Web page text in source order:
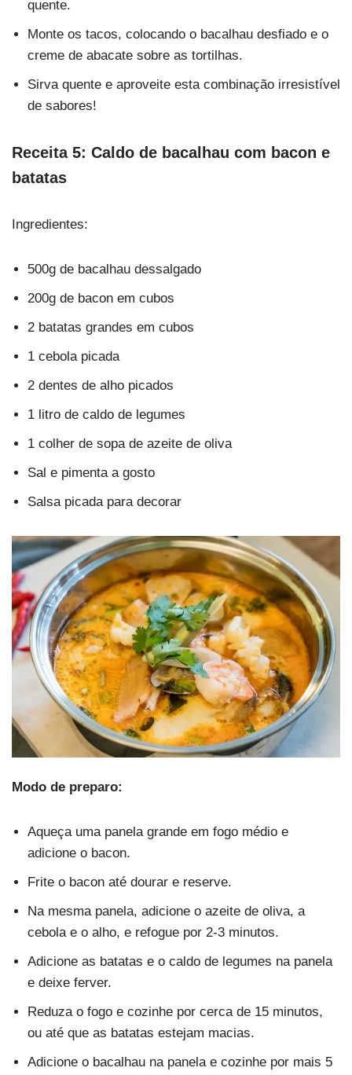
quente.
Monte os tacos, colocando o bacalhau desfiado e o
creme de abacate sobre as tortilhas.
Sirva quente e aproveite esta combinação irresistível
de sabores!
Receita 5: Caldo de bacalhau com bacon e
batatas
Ingredientes:
500g de bacalhau dessalgado
200g de bacon em cubos
2 batatas grandes em cubos
1 cebola picada
2 dentes de alho picados
1 litro de caldo de legumes
1 colher de sopa de azeite de oliva
Sal e pimenta a gosto
Salsa picada para decorar
Modo de preparo:
Aqueça uma panela grande em fogo médio e
adicione o bacon.
Frite o bacon até dourar e reserve.
Na mesma panela, adicione o azeite de oliva, a
cebola e o alho, e refogue por 2-3 minutos.
Adicione as batatas e o caldo de legumes na panela
e deixe ferver.
Reduza o fogo e cozinhe por cerca de 15 minutos,
ou até que as batatas estejam macias.
Adicione o bacalhau na panela e cozinhe por mais 5